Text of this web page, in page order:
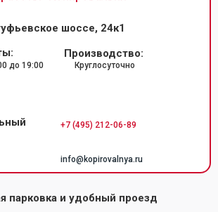
шоссе, 24к1
до 19:00
Производство:
Круглосуточно
+7 (495) 212-06-89
info@kopirovalnya.ru
парковка и удобный проезд